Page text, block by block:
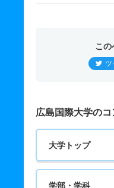
この
ツ
広島国際大学の
大学トップ
学部・学科